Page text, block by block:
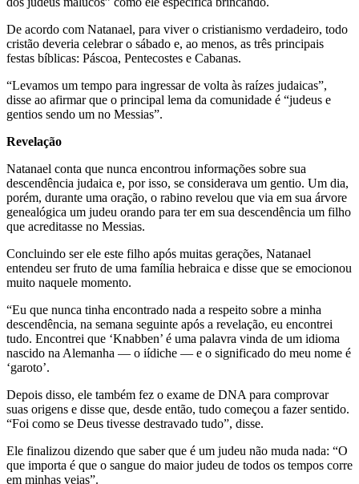
De acordo com Natanael, para viver o cristianismo verdadeiro, todo
cristão deveria celebrar o sábado e, ao menos, as três principais
festas bíblicas: Páscoa, Pentecostes e Cabanas.
“Levamos um tempo para ingressar de volta às raízes judaicas”,
disse ao afirmar que o principal lema da comunidade é “judeus e
gentios sendo um no Messias”.
Revelação
Natanael conta que nunca encontrou informações sobre sua
descendência judaica e, por isso, se considerava um gentio. Um dia,
porém, durante uma oração, o rabino revelou que via em sua árvore
genealógica um judeu orando para ter em sua descendência um filho
que acreditasse no Messias.
Concluindo ser ele este filho após muitas gerações, Natanael
entendeu ser fruto de uma família hebraica e disse que se emocionou
muito naquele momento.
“Eu que nunca tinha encontrado nada a respeito sobre a minha
descendência, na semana seguinte após a revelação, eu encontrei
tudo. Encontrei que ‘Knabben’ é uma palavra vinda de um idioma
nascido na Alemanha — o iídiche — e o significado do meu nome é
‘garoto’.
Depois disso, ele também fez o exame de DNA para comprovar
suas origens e disse que, desde então, tudo começou a fazer sentido.
“Foi como se Deus tivesse destravado tudo”, disse.
Ele finalizou dizendo que saber que é um judeu não muda nada: “O
que importa é que o sangue do maior judeu de todos os tempos corre
em minhas veias”.